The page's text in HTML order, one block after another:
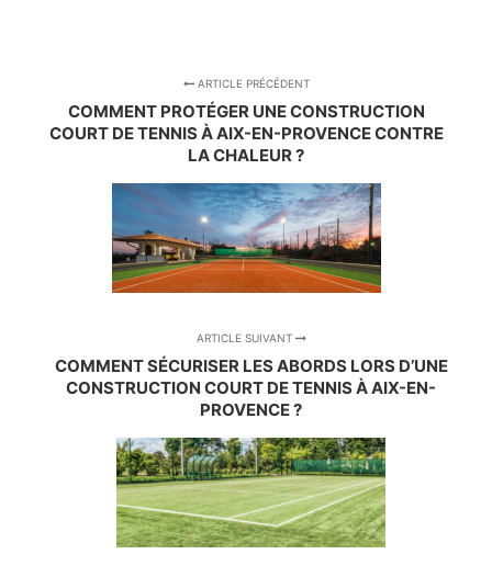
ARTICLE PRÉCÉDENT
COMMENT PROTÉGER UNE CONSTRUCTION
COURT DE TENNIS À AIX-EN-PROVENCE CONTRE
LA CHALEUR ?
ARTICLE SUIVANT
COMMENT SÉCURISER LES ABORDS LORS D’UNE
CONSTRUCTION COURT DE TENNIS À AIX-EN-
PROVENCE ?